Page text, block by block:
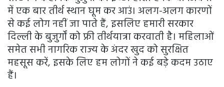
में एक बार तीर्थ स्थान घूम कर आउं। अलग-अलग कारणों
से कई लोग नहीं जा पाते हैं, इसलिए हमारी सरकार
दिल्ली के बुजुर्गों को फ्री तीर्थयात्रा करवाती है। महिलाओं
समेत सभी नागरिक राज्य के अंदर खुद को सुरक्षित
महसूस करें, इसके लिए हम लोगों ने कई बड़े कदम उठाए
हैं।